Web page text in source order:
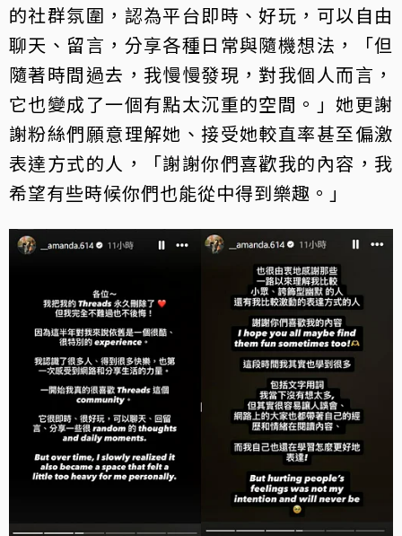
的社群氛圍，認為平台即時、好玩，可以自由
聊天、留言，分享各種日常與隨機想法，「但
隨著時間過去，我慢慢發現，對我個人而言，
它也變成了一個有點太沉重的空間。」她更謝
謝粉絲們願意理解她、接受她較直率甚至偏激
表達方式的人，「謝謝你們喜歡我的內容，我
希望有些時候你們也能從中得到樂趣。」